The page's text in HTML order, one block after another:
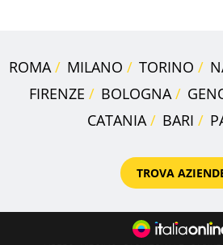
ROMA MILANO TORINO
FIRENZE
BOLOGNA
CATANIA
BARI
TROVA